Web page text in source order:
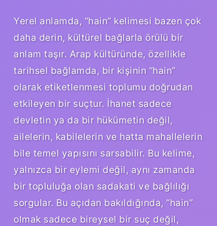
Yerel anlamda, “hain” kelimesi bazen çok
daha derin, kültürel bağlarla örülü bir
anlam taşır. Arap kültüründe, özellikle
tarihsel bağlamda, bir kişinin “hain”
olarak etiketlenmesi toplumu doğrudan
etkileyen bir suçtur. İhanet sadece
devletin ya da bir hükümetin değil,
ailelerin, kabilelerin ve hatta mahallelerin
bile temel yapısını sarsabilir. Bu kelime,
yalnızca bir eylemi değil, aynı zamanda
bir topluluğa olan sadakati ve bağlılığı
sorgular. Bu açıdan bakıldığında, “hain”
olmak sadece bireysel bir suç değil,